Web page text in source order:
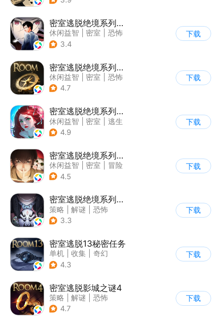
密室逃脱绝境系列9无人医院
休闲益智 密室
恐怖
| 密室逃脱
3.4
下载
密室逃脱绝境系列2海盗船
休闲益智 密室
恐怖
| 密室逃脱
4.7
下载
密室逃脱绝境系列4迷失森林
休闲益智 密室
逃生
| 密室逃脱
4.9
下载
密室逃脱绝境系列3画仙奇缘
休闲益智 密室
冒险
| 密室逃脱
4.5
下载
密室逃脱绝境系列8酒店惊魂
策略 解谜
恐怖
| 密室逃脱
3.3
下载
密室逃脱13秘密任务
单机 收集
奇幻
| 密室逃脱
4.3
下载
密室逃脱影城之谜4
策略 解谜
恐怖
| 密室逃脱
4.7
下载